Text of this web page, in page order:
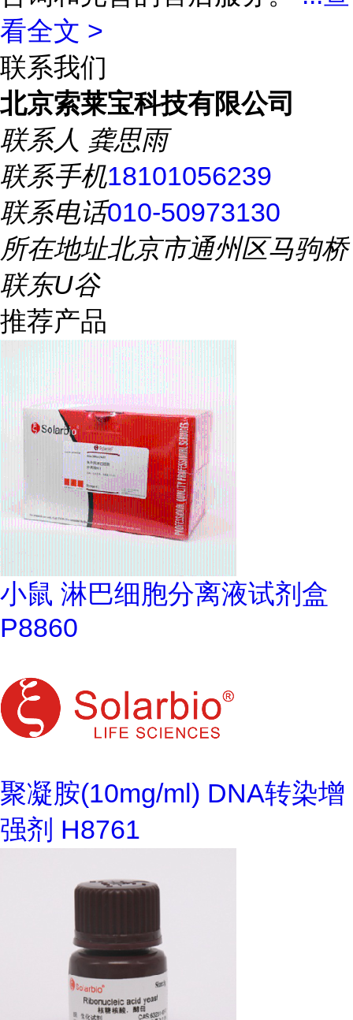
看全文 >
联系我们
北京索莱宝科技有限公司
联系人 龚思雨
联系手机18101056239
联系电话010-50973130
所在地址北京市通州区马驹桥
联东U谷
推荐产品
小鼠 淋巴细胞分离液试剂盒
P8860
聚凝胺(10mg/ml) DNA转染增
强剂 H8761